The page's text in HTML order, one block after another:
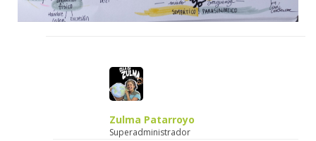
Zulma Patarroyo
Superadministrador